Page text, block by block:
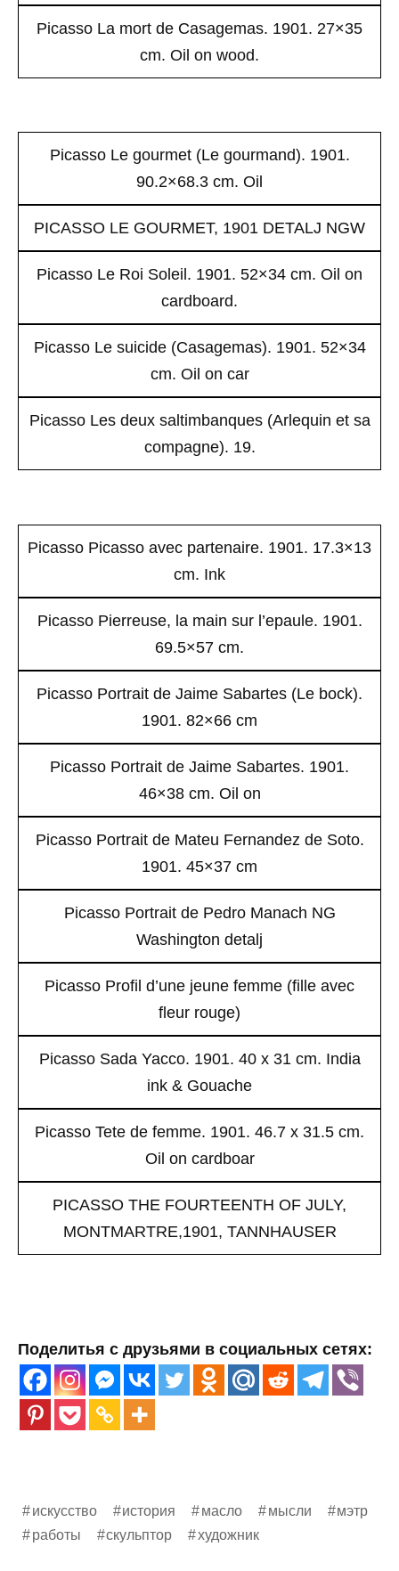
Picasso La mort de Casagemas. 1901. 27×35
cm. Oil on wood.
Picasso Le gourmet (Le gourmand). 1901.
90.2×68.3 cm. Oil
PICASSO LE GOURMET, 1901 DETALJ NGW
Picasso Le Roi Soleil. 1901. 52×34 cm. Oil on
cardboard.
Picasso Le suicide (Casagemas). 1901. 52×34
cm. Oil on car
Picasso Les deux saltimbanques (Arlequin et sa
compagne). 19.
Picasso Picasso avec partenaire. 1901. 17.3×13
cm. Ink
Picasso Pierreuse, la main sur l’epaule. 1901.
69.5×57 cm.
Picasso Portrait de Jaime Sabartes (Le bock).
1901. 82×66 cm
Picasso Portrait de Jaime Sabartes. 1901.
46×38 cm. Oil on
Picasso Portrait de Mateu Fernandez de Soto.
1901. 45×37 cm
Picasso Portrait de Pedro Manach NG
Washington detalj
Picasso Profil d’une jeune femme (fille avec
fleur rouge)
Picasso Sada Yacco. 1901. 40 x 31 cm. India
ink & Gouache
Picasso Tete de femme. 1901. 46.7 x 31.5 cm.
Oil on cardboar
PICASSO THE FOURTEENTH OF JULY,
MONTMARTRE,1901, TANNHAUSER
Поделитья с друзьями в социальных сетях:
искусство история масло мысли
мэтр
работы
скульптор художник